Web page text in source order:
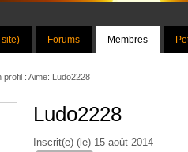
Forums Membres
profil : Aime: Ludo2228
Ludo2228
Inscrit(e) (le) 15 août 2014